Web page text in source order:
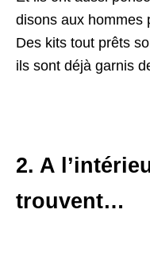
disons aux hommes
Des kits tout prêts
ils sont déjà garnis
2. A
trouvent…